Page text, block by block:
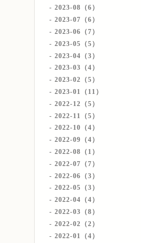
2023-08（6）
2023-07（6）
2023-06（7）
2023-05（5）
2023-04（3）
2023-03（4）
2023-02（5）
2023-01（11）
2022-12（5）
2022-11（5）
2022-10（4）
2022-09（4）
2022-08（1）
2022-07（7）
2022-06（3）
2022-05（3）
2022-04（4）
2022-03（8）
2022-02（2）
2022-01（4）